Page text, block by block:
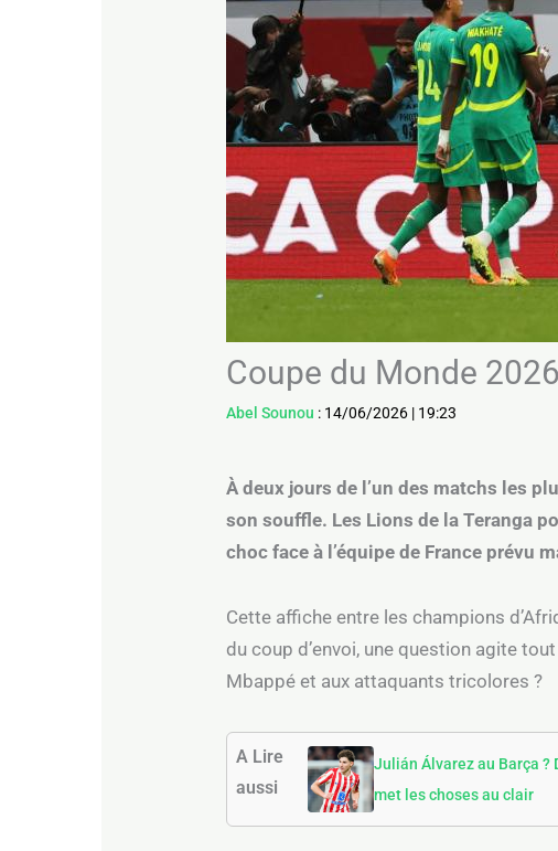
Coupe du Monde
Abel Sounou : 14/06/2026 | 19:23
À deux jours de l’un des matchs les
son souffle. Les Lions de la Teranga
choc face à l’équipe de France prévu
Cette affiche entre les champions
du coup d’envoi, une question agite
Mbappé et aux attaquants tricolores ?
A Lire
aussi
Julián Álvarez au Barça ?
met les choses au clair